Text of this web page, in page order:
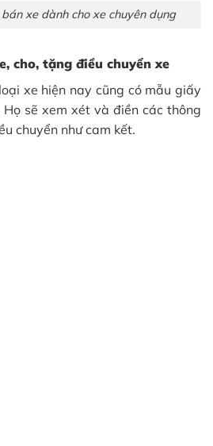
xe dành cho xe chuyên dụng
cho, tặng điều chuyển xe
xe hiện nay cũng có mẫu giấy
sẽ xem xét và điền các thông
chuyển như cam kết.